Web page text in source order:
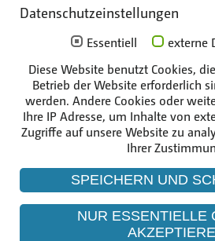
Datenschutzeinstellungen
Essentiell
externe
Diese Website benutzt Cookies,
Betrieb der Website erforderlich
werden. Andere Cookies oder
Ihre IP Adresse, um Inhalte von
Zugriffe auf unsere Website zu
Ihrer
SPEICHERN UND
NUR ESSENTIELLE